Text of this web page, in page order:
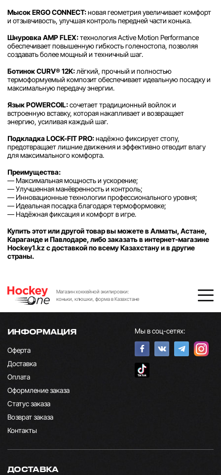
Мысок ERGO CONNECT:новая геометрия увеличивает комфорт
и отзывчивость, улучшая контроль передней части конька.
Шнуровка AMP FLEX:технология Active Motion Performance
обеспечивает повышенную гибкость голеностопа, позволяя
создавать более мощный и техничный шаг.
Ботинок CURV® 12K:лёгкий, прочный и полностью
термоформуемый композит обеспечивает идеальную посадку и
максимальную передачу энергии.
Язык POWERCOIL:сочетает традиционный войлок и
встроенную вставку, которая накапливает и возвращает
энергию, усиливая каждый шаг.
Подкладка LOCK-FIT PRO:надёжно фиксирует стопу,
предотвращает лишние движения и эффективно отводит влагу
для максимального комфорта.
Преимущества:
— Максимальная мощность и ускорение;
— Улучшенная манёвренность и контроль;
— Инновационные технологии профессионального уровня;
— Идеальная посадка благодаря термоформовке;
— Надёжная фиксация и комфорт в игре.
Купить этот или другой товар вы можете в Алматы, Астане,
Караганде и Павлодаре, либо заказать в интернет-магазине
Hockey1.kz с доставкой по всему Казахстану и в другие
страны.
Магазин хоккейной экипировки:
коньки, клюшки, форма в Казахстане
ИНФОРМАЦИЯ
Оферта
Доставка
Оплата
Оформление заказа
Статус заказа
Возврат заказа
Контакты
Мы в соц-сетях:
ДОСТАВКА